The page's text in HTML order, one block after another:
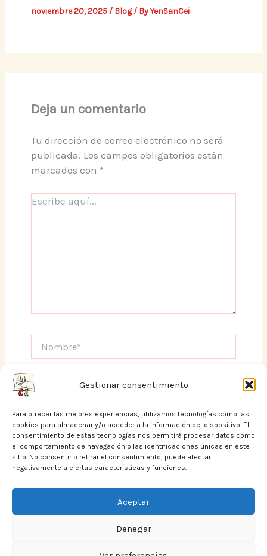
Gestionar consentimiento
Para ofrecer las mejores experiencias, utilizamos tecnologías como las
cookies para almacenar y/o acceder a la información del dispositivo. El
consentimiento de estas tecnologías nos permitirá procesar datos como
el comportamiento de navegación o las identificaciones únicas en este
sitio. No consentir o retirar el consentimiento, puede afectar
negativamente a ciertas características y funciones.
Aceptar
Denegar
noviembre 20, 2025/ Blog/ ByYenSanCei
Deja un comentario
Tu dirección de correo electrónico no será
publicada. Los campos obligatorios están
marcados con *
Escribe
electrónico*